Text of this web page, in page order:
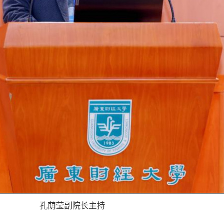
孔荫莹副院长主持